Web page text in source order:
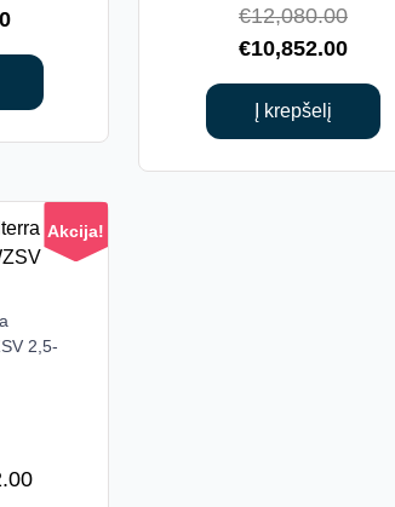
price
was:
Current
price
€10,608.00.
€12,080.00
price
was:
€10,852.00
price
Į krepšelį
Akcija!
2,5-